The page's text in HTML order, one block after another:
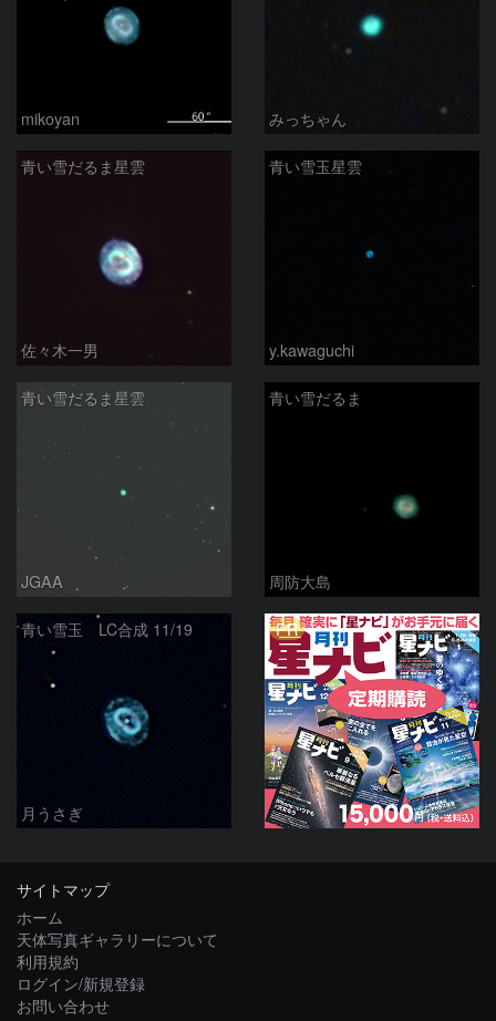
mikoyan みっちゃん
青い雪だるま星雲
佐々木一男
青い雪玉星雲
y.kawaguchi
青い雪だるま星雲
JGAA
青い雪だるま
周防大島
青い雪玉 LC合成 11/19
月うさぎ
PR
サイトマップ
ホーム
天体写真ギャラリーについて
利用規約
ログイン/新規登録
お問い合わせ